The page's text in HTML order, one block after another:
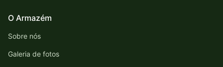
O Armazém
Sobre nós
Galeria de fotos